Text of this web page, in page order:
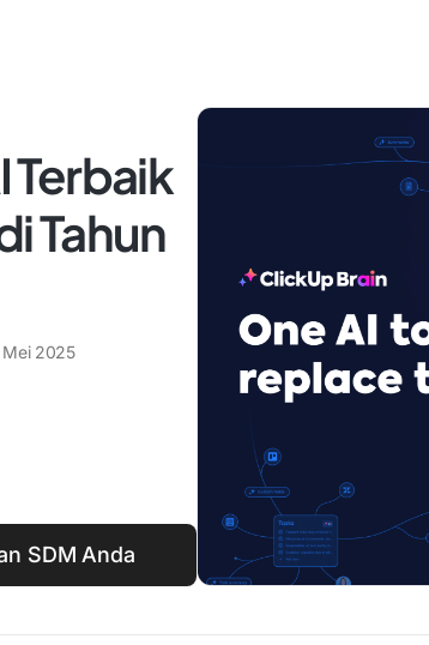
Terbaik
Tahun
Mei 2025
SDM Anda